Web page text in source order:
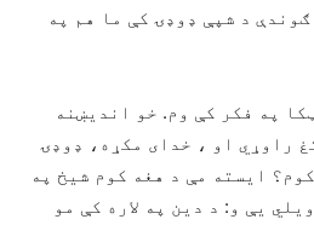
د شپې ډوډۍ کې ما هم په
په فکر کې وم. خو اندیښنه
راوړي او ، خدای مکړه، ډوډۍ
ایسته مې د هغه کوم شیخ په
یې و: د دین په لاره کې مو